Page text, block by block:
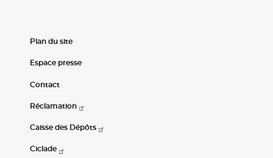
Plan du site
Espace presse
Contact
Réclamation
Caisse des Dépôts
Ciclade